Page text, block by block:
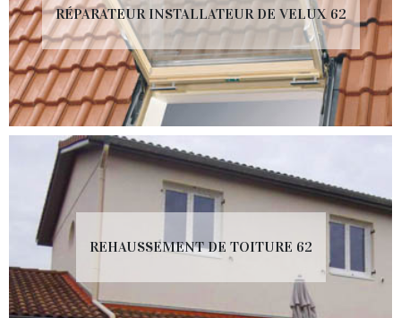
RÉPARATEUR INSTALLATEUR DE VELUX 62
REHAUSSEMENT DE TOITURE 62